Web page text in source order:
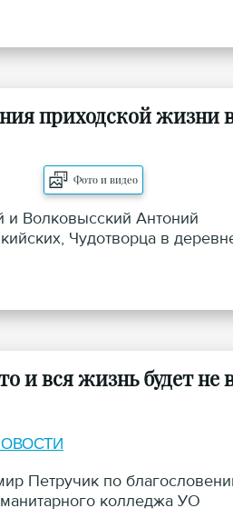
приходской жизни
Фото и видео
и Волковысский Антоний
Чудотворца в
и вся жизнь будет не
Петручик по
колледжа УО